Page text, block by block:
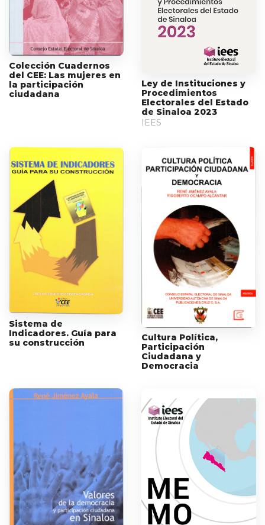
Colección Cuadernos
del CEE: Las mujeres en
la participación
ciudadana
Ley de Instituciones y
Procedimientos
Electorales del Estado
de Sinaloa 2023
IEES
Sistema de
Indicadores. Guía para
su construcción
Cultura Política,
Participación
Ciudadana y
Democracia